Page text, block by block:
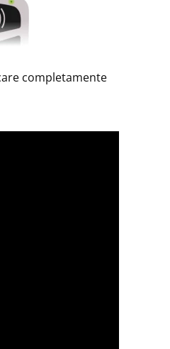
completamente